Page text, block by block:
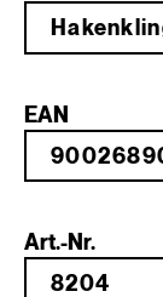
EAN
Art.-Nr.